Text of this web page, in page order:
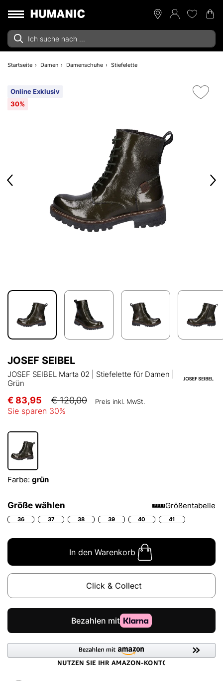
Startseite Damen Damenschuhe Stiefelette
Online Exklusiv
30%
JOSEF SEIBEL
JOSEF SEIBEL Marta 02 | Stiefelette für Damen |
Grün
€ 83,95 € 120,00 Preis inkl. MwSt.
Sie sparen 30%
Farbe: grün
Größe wählen Größentabelle
36 37 38 39 40 41
In den Warenkorb
Click & Collect